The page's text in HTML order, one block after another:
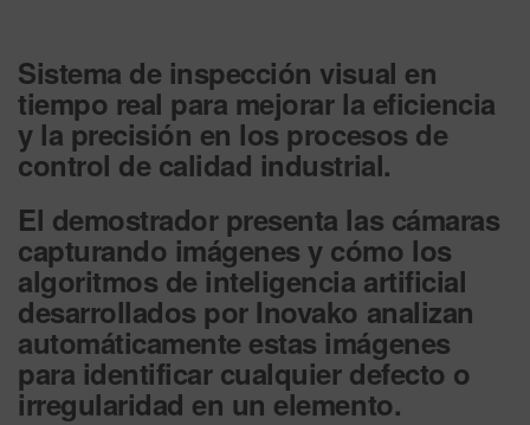
Sistema de inspección visual en
tiempo real para mejorar la eficiencia
y la precisión en los procesos de
control de calidad industrial.
El demostrador presenta las cámaras
capturando imágenes y cómo los
algoritmos de inteligencia artificial
desarrollados por Inovako analizan
automáticamente estas imágenes
para identificar cualquier defecto o
irregularidad en un elemento.